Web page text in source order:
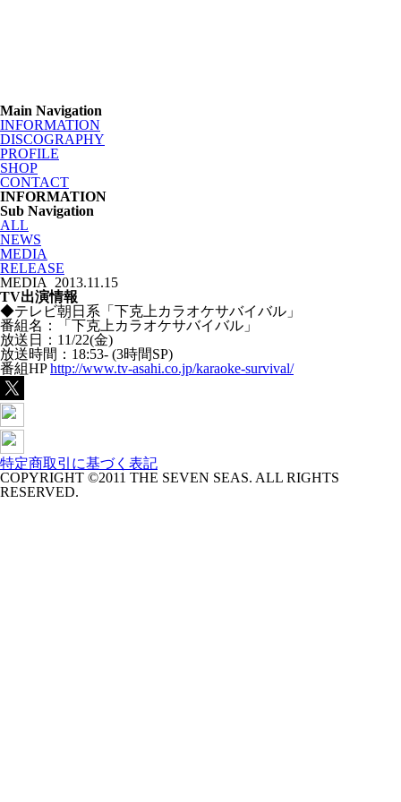
Main Navigation
INFORMATION
DISCOGRAPHY
PROFILE
SHOP
CONTACT
INFORMATION
Sub Navigation
ALL
NEWS
MEDIA
RELEASE
MEDIA
2013.11.15
TV出演情報
◆テレビ朝日系「下克上カラオケサバイバル」
番組名：「下克上カラオケサバイバル」
放送日：11/22(金)
放送時間：18:53- (3時間SP)
番組HPhttp://www.tv-asahi.co.jp/karaoke-survival/
特定商取引に基づく表記
COPYRIGHT ©2011 THE SEVEN SEAS. ALL RIGHTS
RESERVED.